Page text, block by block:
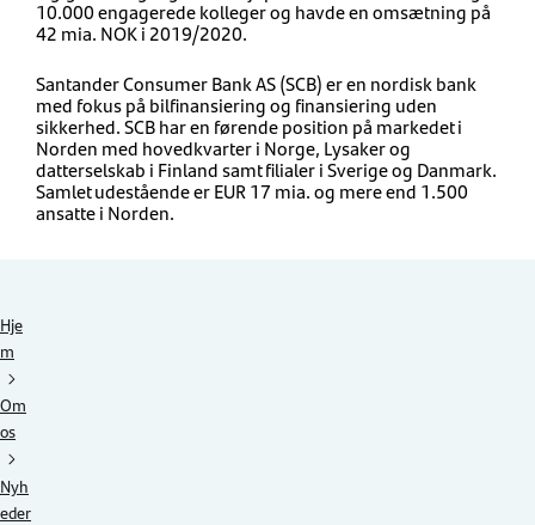
10.000 engagerede kolleger og havde en omsætning på
42 mia. NOK i 2019/2020.
Santander Consumer Bank AS (SCB) er en nordisk bank
med fokus på bilfinansiering og finansiering uden
sikkerhed. SCB har en førende position på markedet i
Norden med hovedkvarter i Norge, Lysaker og
datterselskab i Finland samt filialer i Sverige og Danmark.
Samlet udestående er EUR 17 mia. og mere end 1.500
ansatte i Norden.
Hje
m
Om
os
Nyh
eder